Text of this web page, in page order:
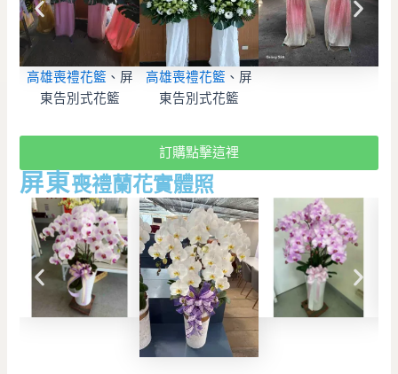
高雄喪禮花籃 、屏
東告別式花籃
高雄喪禮花籃 、屏
東告別式花籃
訂購點擊這裡
屏東喪禮蘭花實體照